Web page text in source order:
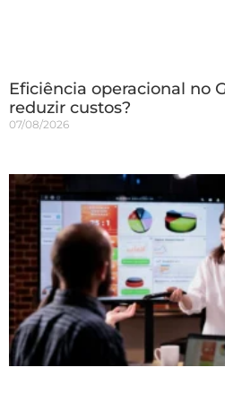
Eficiência operacional no
reduzir custos?
07/08/2026